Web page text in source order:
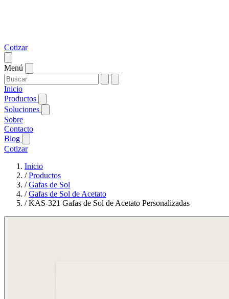
Cotizar
Menú
Inicio
Productos
Soluciones
Sobre
Contacto
Blog
Cotizar
Inicio
/Productos
/Gafas de Sol
/Gafas de Sol de Acetato
/KAS-321 Gafas de Sol de Acetato Personalizadas